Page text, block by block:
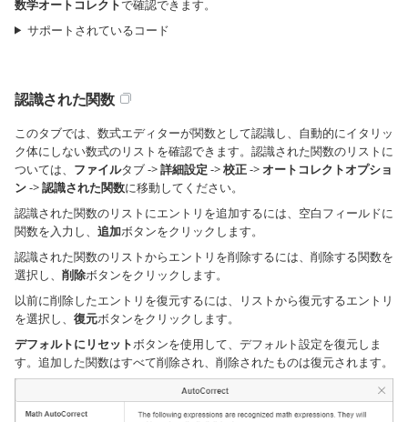
数学オートコレクトで確認できます。
サポートされているコード
認識された関数
このタブでは、数式エディターが関数として認識し、自動的にイタリッ
ク体にしない数式のリストを確認できます。認識された関数のリストに
ついては、 ファイルタブ ->詳細設定 ->校正->オートコレクトオプショ
ン->認識された関数に移動してください。
認識された関数のリストにエントリを追加するには、空白フィールドに
関数を入力し、 追加ボタンをクリックします。
認識された関数のリストからエントリを削除するには、削除する関数を
選択し、 削除ボタンをクリックします。
以前に削除したエントリを復元するには、リストから復元するエントリ
を選択し、 復元ボタンをクリックします。
デフォルトにリセットボタンを使用して、デフォルト設定を復元しま
す。追加した関数はすべて削除され、削除されたものは復元されます。